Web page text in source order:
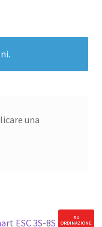
una
SU
ORDINAZIONE